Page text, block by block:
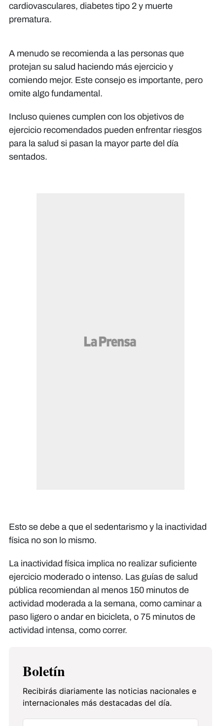
cardiovasculares, diabetes tipo 2 y muerte
prematura.
A menudo se recomienda a las personas que
protejan su salud haciendo más ejercicio y
comiendo mejor. Este consejo es importante, pero
omite algo fundamental.
Incluso quienes cumplen con los objetivos de
ejercicio recomendados pueden enfrentar riesgos
para la salud si pasan la mayor parte del día
sentados.
Esto se debe a que el sedentarismo y la inactividad
física no son lo mismo.
La inactividad física implica no realizar suficiente
ejercicio moderado o intenso. Las guías de salud
pública recomiendan al menos 150 minutos de
actividad moderada a la semana, como caminar a
paso ligero o andar en bicicleta, o 75 minutos de
actividad intensa, como correr.
Boletín
Recibirás diariamente las noticias nacionales e
internacionales más destacadas del día.